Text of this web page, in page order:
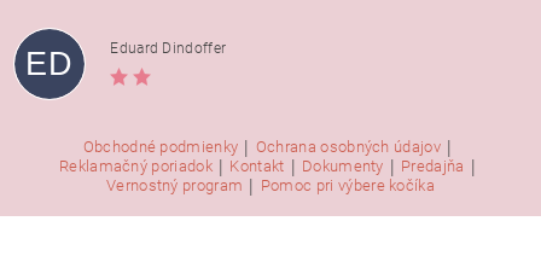
ED Eduard Dindoffer
Obchodné podmienky | Ochrana osobných údajov |
Reklamačný poriadok | Kontakt | Dokumenty | Predajňa |
Vernostný program | Pomoc pri výbere kočíka